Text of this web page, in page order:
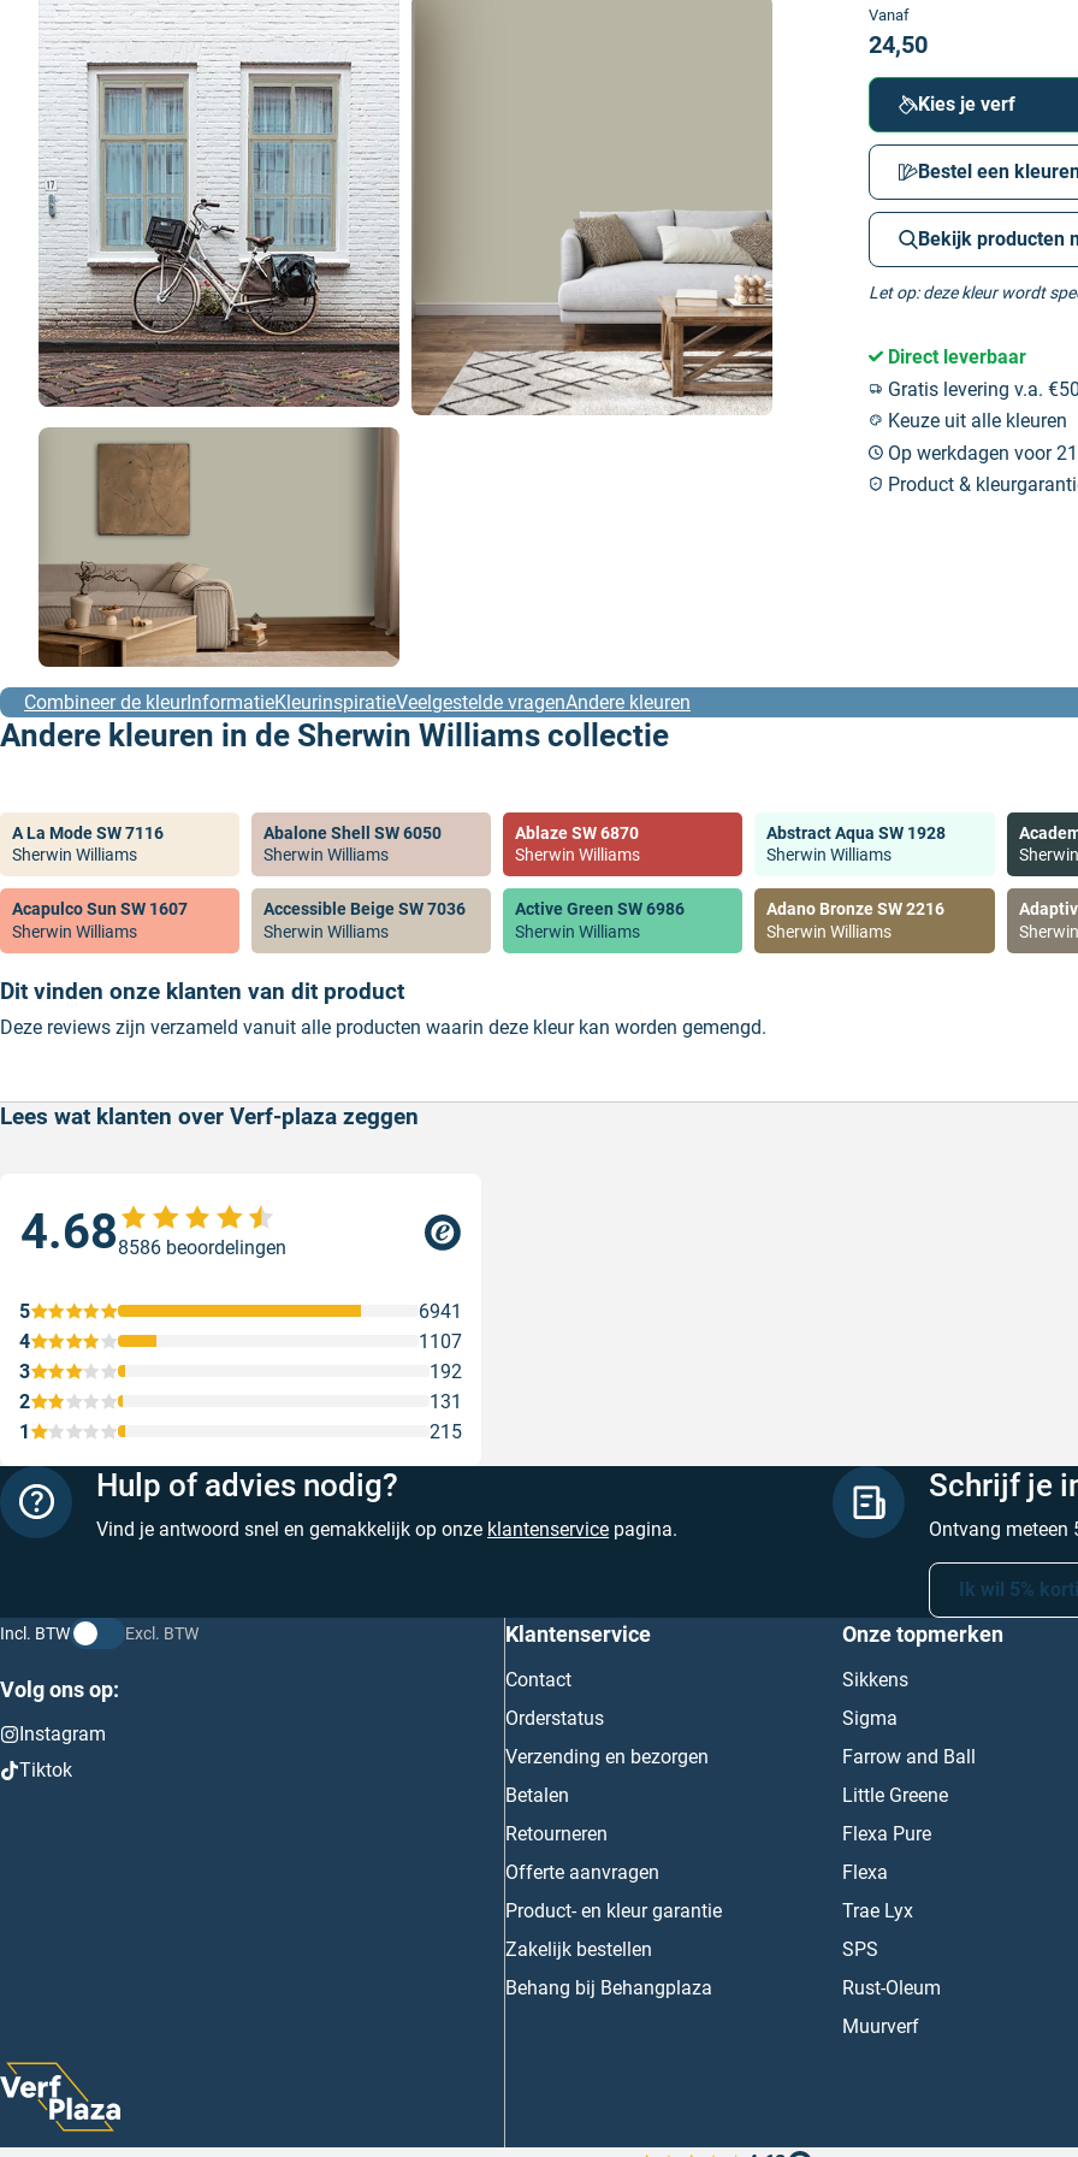
Vanaf
24,50
Kies je verf
Bestel een
Bekijk producten
Let op: deze kleur wordt
Direct leverbaar
Gratis levering v.a.
Keuze uit alle kleuren
Op werkdagen voor
Product &
Combineer de kleurInformatieKleurinspiratieVeelgestelde vragenAndere kleuren
Andere kleuren in de Sherwin Williams collectie
A La Mode SW 7116
Sherwin Williams
Abalone Shell SW 6050
Sherwin Williams
Ablaze SW 6870
Sherwin Williams
Abstract Aqua SW 1928
Sherwin Williams
Acapulco Sun SW 1607
Sherwin Williams
Accessible Beige SW 7036
Sherwin Williams
Active Green SW 6986
Sherwin Williams
Adano Bronze SW 2216
Sherwin Williams
Dit vinden onze klanten van dit product
Deze reviews zijn verzameld vanuit alle producten waarin deze kleur kan worden gemengd.
Lees wat klanten over Verf-plaza zeggen
4.688586 beoordelingen
1 215
2 131
3 192
4 1107
5 6941
Hulp of advies nodig?
Vind je antwoord snel en gemakkelijk op onze klantenservice pagina.
Schrijf je
Ontvang meteen
Ik wil 5%
Incl. BTW Excl. BTW
Volg ons op:
Instagram
Tiktok
Klantenservice
Contact
Orderstatus
Verzending en bezorgen
Betalen
Retourneren
Offerte aanvragen
Product- en kleur garantie
Zakelijk bestellen
Behang bij Behangplaza
Onze topmerken
Sikkens
Sigma
Farrow and Ball
Little Greene
Flexa Pure
Flexa
Trae Lyx
SPS
Rust-Oleum
Muurverf